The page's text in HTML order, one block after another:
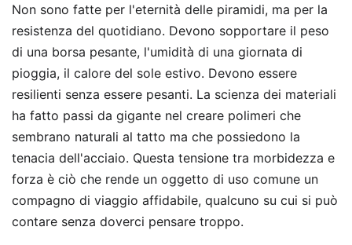
Non sono fatte per l'eternità delle piramidi, ma per la
resistenza del quotidiano. Devono sopportare il peso
di una borsa pesante, l'umidità di una giornata di
pioggia, il calore del sole estivo. Devono essere
resilienti senza essere pesanti. La scienza dei materiali
ha fatto passi da gigante nel creare polimeri che
sembrano naturali al tatto ma che possiedono la
tenacia dell'acciaio. Questa tensione tra morbidezza e
forza è ciò che rende un oggetto di uso comune un
compagno di viaggio affidabile, qualcuno su cui si può
contare senza doverci pensare troppo.